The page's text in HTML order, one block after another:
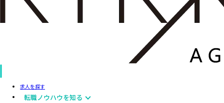
求人を探す
転職ノウハウを知る